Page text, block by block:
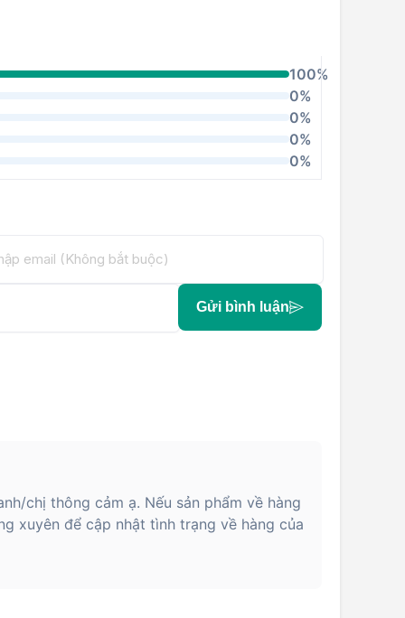
100%
0%
0%
0%
0%
Gửi bình luận
chị thông cảm ạ. Nếu sản phẩm về hàng
xuyên để cập nhật tình trạng về hàng của